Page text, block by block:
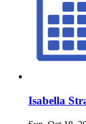
Isabella